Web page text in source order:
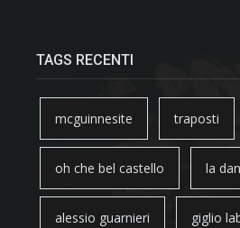
TAGS RECENTI
mcguinnesite traposti
oh che bel castello la
alessio guarnieri giglio